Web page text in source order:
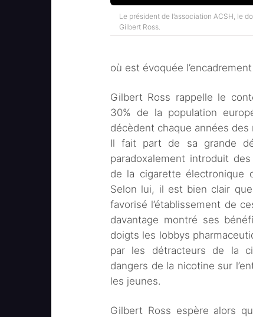
Le président de l’association ACSH, le
Gilbert Ross.
où est évoquée
Gilbert Ross rappelle le
30% de la population
décèdent chaque années des
Il fait part de sa grande
paradoxalement introduit
de la cigarette électronique
Selon lui, il est bien clair
favorisé l’établissement de
davantage montré ses
doigts les lobbys
par les détracteurs de la
dangers de la nicotine sur
les jeunes.
Gilbert Ross espère alors